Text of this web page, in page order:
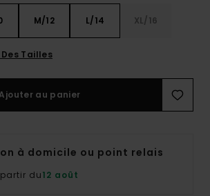
M/12 L/14 XL/16
Tailles
au panier
à domicile ou point relais
du12 août